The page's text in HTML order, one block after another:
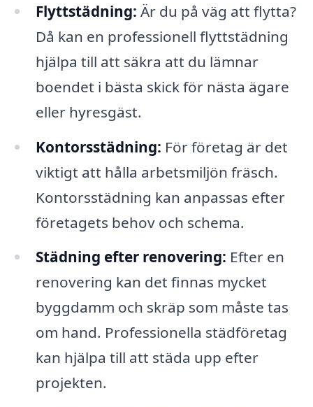
Flyttstädning: Är du på väg att flytta?
Då kan en professionell flyttstädning
hjälpa till att säkra att du lämnar
boendet i bästa skick för nästa ägare
eller hyresgäst.
Kontorsstädning: För företag är det
viktigt att hålla arbetsmiljön fräsch.
Kontorsstädning kan anpassas efter
företagets behov och schema.
Städning efter renovering: Efter en
renovering kan det finnas mycket
byggdamm och skräp som måste tas
om hand. Professionella städföretag
kan hjälpa till att städa upp efter
projekten.